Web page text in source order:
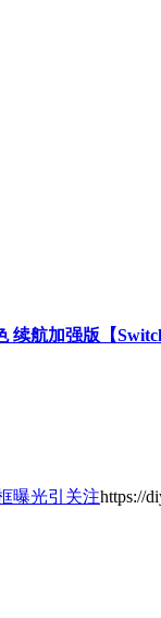
航加强版【
曝光引关注https://